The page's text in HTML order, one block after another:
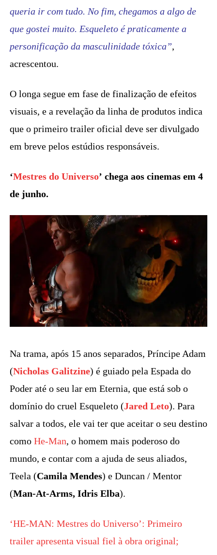
queria ir com tudo. No fim, chegamos a algo de
que gostei muito. Esqueleto é praticamente a
personificação da masculinidade tóxica”,
acrescentou.
O longa segue em fase de finalização de efeitos
visuais, e a revelação da linha de produtos indica
que o primeiro trailer oficial deve ser divulgado
em breve pelos estúdios responsáveis.
‘Mestres do Universo’ chega aos cinemas em 4
de junho.
Na trama, após 15 anos separados, Príncipe Adam
(Nicholas Galitzine) é guiado pela Espada do
Poder até o seu lar em Eternia, que está sob o
domínio do cruel Esqueleto (Jared Leto). Para
salvar a todos, ele vai ter que aceitar o seu destino
como He-Man, o homem mais poderoso do
mundo, e contar com a ajuda de seus aliados,
Teela (Camila Mendes) e Duncan / Mentor
(Man-At-Arms, Idris Elba).
‘HE-MAN: Mestres do Universo’: Primeiro
trailer apresenta visual fiel à obra original;